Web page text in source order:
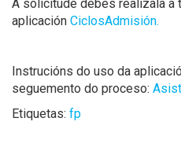
A solicitude debes realizala a
aplicación CiclosAdmisión.
Instrucións do uso da
seguemento do proceso:
Etiquetas: fp